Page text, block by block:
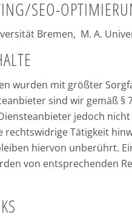
SEO-
Bremen, M. A.
wurden mit größter
sind wir gemäß §
jedoch
rechtswidrige Tätigkeit
hiervon unberührt.
von entsprechenden